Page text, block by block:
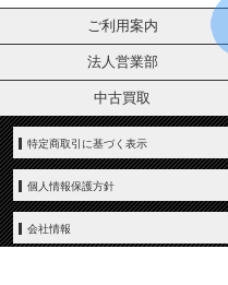
ご利用案内
法人営業部
中古買取
特定商取引に基づく表示
個人情報保護方針
会社情報